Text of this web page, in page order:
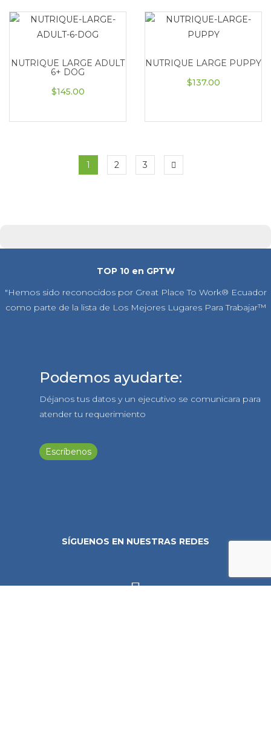
NUTRIQUE LARGE ADULT
6+ DOG
$145.00
NUTRIQUE LARGE PUPPY
$137.00
1 2 3
TOP 10 en GPTW
"Hemos sido reconocidos por Great Place To Work® Ecuador
como parte de la lista de Los Mejores Lugares Para Trabajar™
Podemos ayudarte:
Déjanos tus datos y un ejecutivo se comunicara para
atender tu requerimiento
Escríbenos
SÍGUENOS EN NUESTRAS REDES